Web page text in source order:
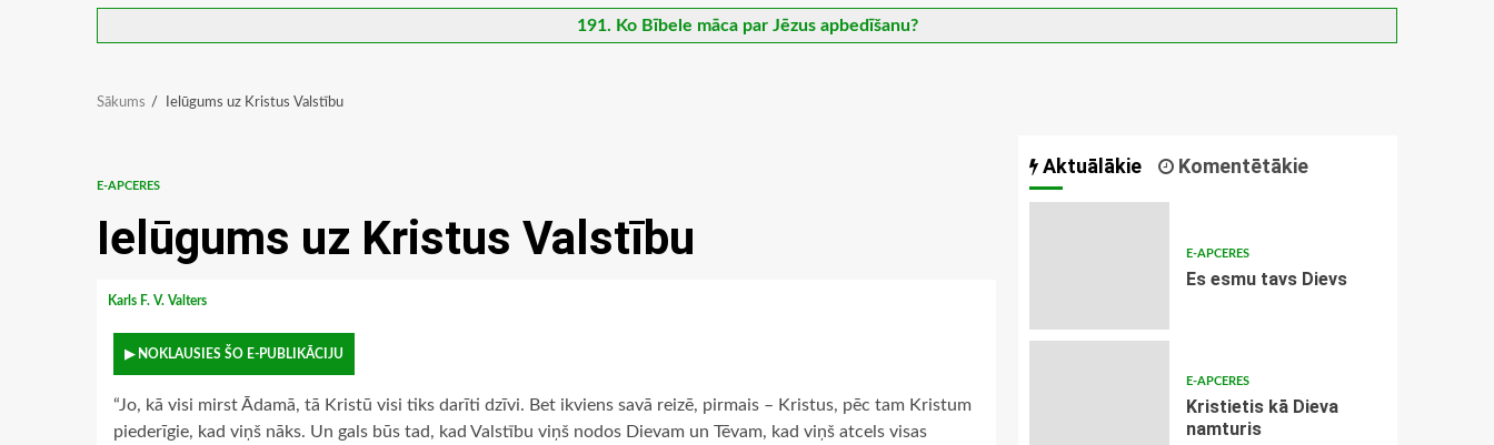
191. Ko Bībele māca par Jēzus apbedīšanu?
Sākums Ielūgums uz Kristus Valstību
E-APCERES
Ielūgums uz Kristus Valstību
Karls F. V. Valters
▶ NOKLAUSIES ŠO E-PUBLIKĀCIJU
“Jo, kā visi mirst Ādamā, tā Kristū visi tiks darīti dzīvi. Bet ikviens savā reizē, pirmais – Kristus, pēc tam Kristum
piederīgie, kad viņš nāks. Un gals būs tad, kad Valstību viņš nodos Dievam un Tēvam, kad viņš atcels visas
Aktuālākie Komentētākie
E-APCERES
Es esmu tavs Dievs
E-APCERES
Kristietis kā Dieva
namturis